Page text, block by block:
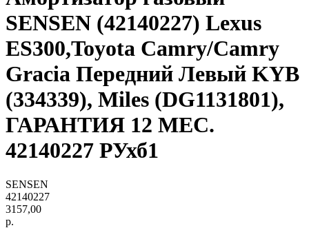
SENSEN (42140227) Lexus
ES300,Toyota Camry/Camry
Gracia Передний Левый KYB
(334339), Miles (DG1131801),
ГАРАНТИЯ 12 МЕС.
42140227 РУхб1
SENSEN
42140227
3157,00
р.